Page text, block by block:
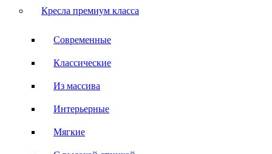
Кресла премиум класса
Современные
Классические
Из массива
Интерьерные
Мягкие